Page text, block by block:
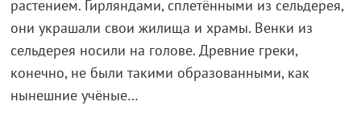
растением. Гирляндами, сплетёнными из сельдерея,
они украшали свои жилища и храмы. Венки из
сельдерея носили на голове. Древние греки,
конечно, не были такими образованными, как
нынешние учёные…